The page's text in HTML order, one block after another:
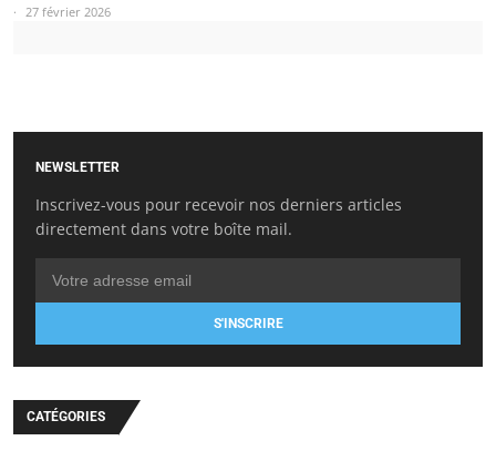
27 février 2026
NEWSLETTER
Inscrivez-vous pour recevoir nos derniers articles
directement dans votre boîte mail.
S'INSCRIRE
CATÉGORIES